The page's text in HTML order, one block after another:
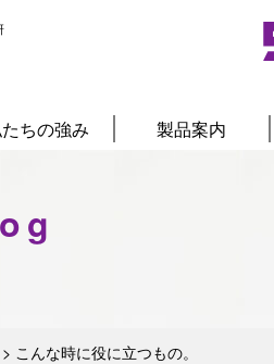
ちの強み 製品案内
> こんな時に役に立つもの。